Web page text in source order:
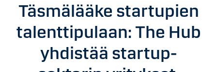
Täsmälääke startupien
talenttipulaan: The Hub
yhdistää startup-